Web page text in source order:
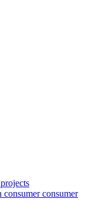
consumer consumer